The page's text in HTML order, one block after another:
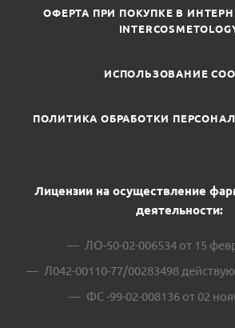
ОФЕРТА ПРИ ПОКУПКЕ В
ИСПОЛЬЗОВАНИЕ
ПОЛИТИКА ОБРАБОТКИ
Лицензии на осуществление
деятельности:
ЛО-50-02-006534 от 15
Л042-00110-77/00283498
ФС -99-02-008136 от 02